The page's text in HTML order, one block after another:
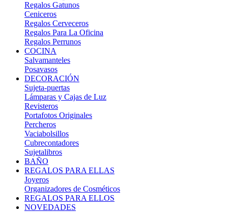
Regalos Gatunos
Ceniceros
Regalos Cerveceros
Regalos Para La Oficina
Regalos Perrunos
COCINA
Salvamanteles
Posavasos
DECORACIÓN
Sujeta-puertas
Lámparas y Cajas de Luz
Revisteros
Portafotos Originales
Percheros
Vaciabolsillos
Cubrecontadores
Sujetalibros
BAÑO
REGALOS PARA ELLAS
Joyeros
Organizadores de Cosméticos
REGALOS PARA ELLOS
NOVEDADES